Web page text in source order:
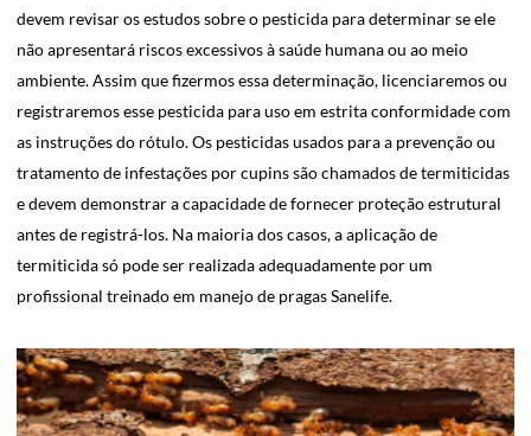
devem revisar os estudos sobre o pesticida para determinar se ele
não apresentará riscos excessivos à saúde humana ou ao meio
ambiente. Assim que fizermos essa determinação, licenciaremos ou
registraremos esse pesticida para uso em estrita conformidade com
as instruções do rótulo. Os pesticidas usados para a prevenção ou
tratamento de infestações por cupins são chamados de termiticidas
e devem demonstrar a capacidade de fornecer proteção estrutural
antes de registrá-los. Na maioria dos casos, a aplicação de
termiticida só pode ser realizada adequadamente por um
profissional treinado em manejo de pragas Sanelife.